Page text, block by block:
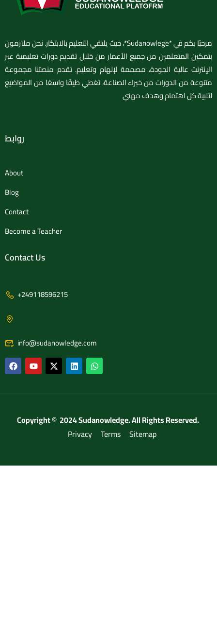
مرحبًا بكم في *Sudanowlege*، حيث يلتقي التعليم بالابتكار. نحن ملتزمون
بتمكين المتعلمين من جميع الأعمار من خلال تقديم دورات تعليمية عبر
الإنترنت عالية الجودة، مصممة لإلهام وتعليم. تقدم منصتنا مجموعة
متنوعة من الدورات من خبراء الصناعة، تغطي طيفًا واسعًا من المواضيع
لتلبية كل اهتمام وهدف مهني
روابط
About
Blog
Contact
Become a Teacher
Contact Us
+249118596215
info@sudanowledge.com
Copyright © 2024 Sudanowledge. All Rights Reserved.
Privacy Terms Sitemap